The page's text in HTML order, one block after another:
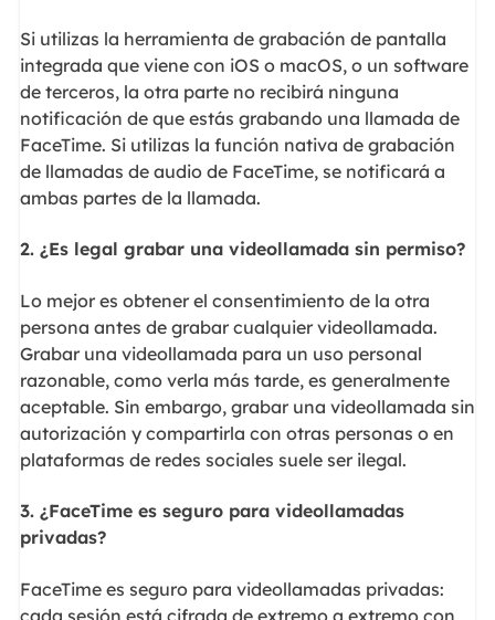
Si utilizas la herramienta de grabación de pantalla
integrada que viene con iOS o macOS, o un software
de terceros, la otra parte no recibirá ninguna
notificación de que estás grabando una llamada de
FaceTime. Si utilizas la función nativa de grabación
de llamadas de audio de FaceTime, se notificará a
ambas partes de la llamada.
2. ¿Es legal grabar una videollamada sin permiso?
Lo mejor es obtener el consentimiento de la otra
persona antes de grabar cualquier videollamada.
Grabar una videollamada para un uso personal
razonable, como verla más tarde, es generalmente
aceptable. Sin embargo, grabar una videollamada sin
autorización y compartirla con otras personas o en
plataformas de redes sociales suele ser ilegal.
3. ¿FaceTime es seguro para videollamadas
privadas?
FaceTime es seguro para videollamadas privadas:
cada sesión está cifrada de extremo a extremo con